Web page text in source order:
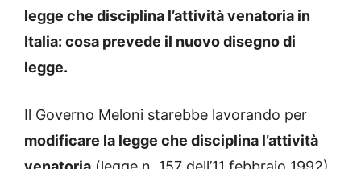
legge che disciplina l’attività venatoria in
Italia: cosa prevede il nuovo disegno di
legge.
Il Governo Meloni starebbe lavorando per
modificare la legge che disciplina l’attività